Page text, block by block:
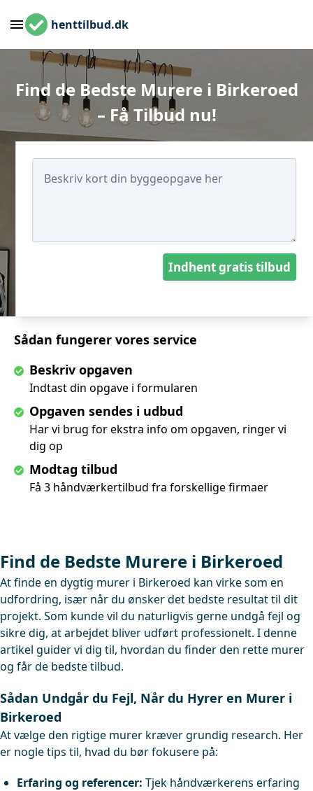
henttilbud.dk
Find de Bedste Murere i Birkeroed
– Få Tilbud nu!
Sådan fungerer vores service
Beskriv opgaven
Indtast din opgave i formularen
Opgaven sendes i udbud
Har vi brug for ekstra info om opgaven, ringer vi
dig op
Modtag tilbud
Få 3 håndværkertilbud fra forskellige firmaer
Indhent gratis tilbud
Find de Bedste Murere i Birkeroed
At finde en dygtig murer i Birkeroed kan virke som en
udfordring, især når du ønsker det bedste resultat til dit
projekt. Som kunde vil du naturligvis gerne undgå fejl og
sikre dig, at arbejdet bliver udført professionelt. I denne
artikel guider vi dig til, hvordan du finder den rette murer
og får de bedste tilbud.
Sådan Undgår du Fejl, Når du Hyrer en Murer i
Birkeroed
At vælge den rigtige murer kræver grundig research. Her
er nogle tips til, hvad du bør fokusere på:
Erfaring og referencer: Tjek håndværkerens erfaring